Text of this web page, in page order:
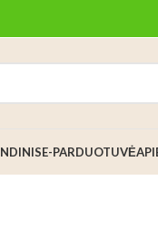
E-PARDUOTUVĖ